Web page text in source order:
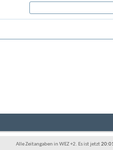
Alle Zeitangaben in WEZ +2. Es ist jetzt